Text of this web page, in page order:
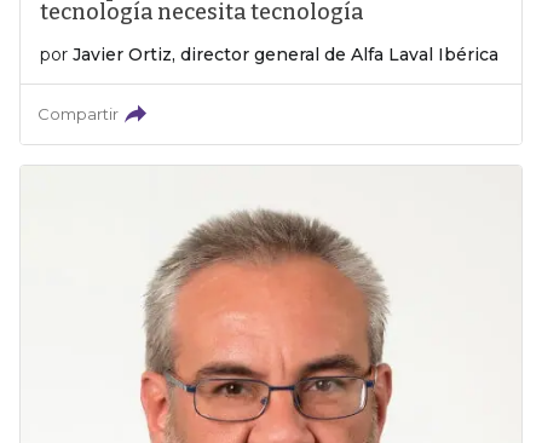
tecnología necesita tecnología
por Javier Ortiz, director general de Alfa Laval Ibérica
Compartir